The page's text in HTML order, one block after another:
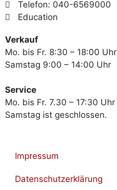
Telefon: 040-6569000
Education
Verkauf
Mo. bis Fr. 8:30 – 18:00 Uhr
Samstag 9:00 – 14:00 Uhr
Service
Mo. bis Fr. 7.30 – 17:30 Uhr
Samstag ist geschlossen.
Impressum
Datenschutzerklärung